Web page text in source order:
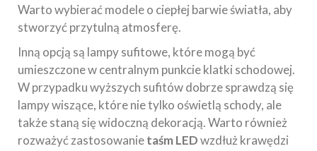
Warto wybierać modele o ciepłej barwie światła, aby
stworzyć przytulną atmosferę.
Inną opcją są lampy sufitowe, które mogą być
umieszczone w centralnym punkcie klatki schodowej.
W przypadku wyższych sufitów dobrze sprawdzą się
lampy wiszące, które nie tylko oświetlą schody, ale
także staną się widoczną dekoracją. Warto również
rozważyć zastosowanietaśm LEDwzdłuż krawędzi